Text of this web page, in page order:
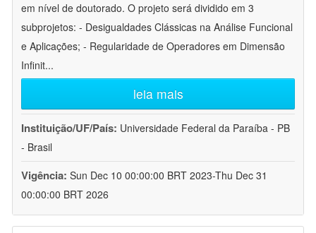
em nível de doutorado. O projeto será dividido em 3
subprojetos: - Desigualdades Clássicas na Análise Funcional
e Aplicações; - Regularidade de Operadores em Dimensão
Infinit...
leia mais
Instituição/UF/País: Universidade Federal da Paraíba - PB
- Brasil
Vigência: Sun Dec 10 00:00:00 BRT 2023-Thu Dec 31
00:00:00 BRT 2026